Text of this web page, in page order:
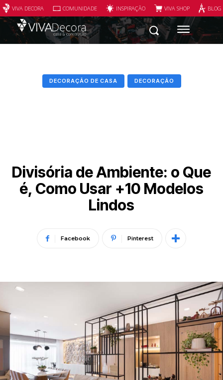
VIVA DECORA COMUNIDADE INSPIRAÇÃO VIVA SHOP
DECORAÇÃO DE CASA DECORAÇÃO
Divisória de Ambiente: o Que
é, Como Usar +10 Modelos
Lindos
Facebook Pinterest